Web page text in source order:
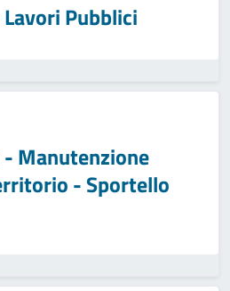
Pubblici
Manutenzione
- Sportello